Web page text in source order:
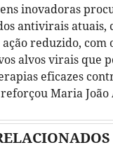
inovadoras
antivirais atuais,
reduzido, com
alvos virais que
eficazes
Maria João